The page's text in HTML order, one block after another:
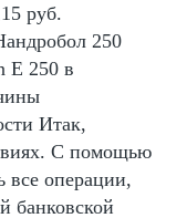
руб.
250
E 250 в
Итак,
С помощью
все операции,
банковской